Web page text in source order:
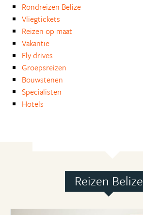
Rondreizen Belize
Vliegtickets
Reizen op maat
Vakantie
Fly drives
Groepsreizen
Bouwstenen
Specialisten
Hotels
Reizen Belize